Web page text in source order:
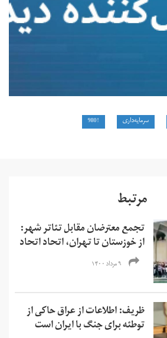
سرمایه‌داری !980
مرتبط
تجمع معترضان مقابل تئاتر شهر:
از خوزستان تا تهران، اتحاد اتحاد
۹ مرداد ۱۴۰۰
ظریف: اطلاعات از عراق حاکی از
توطئه برای جنگ با ایران است